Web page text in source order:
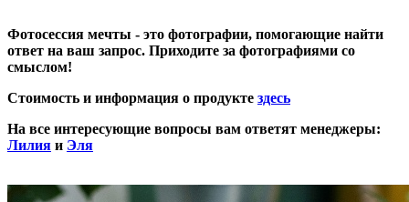
Фотосессия мечты - это фотографии, помогающие найти
ответ на ваш запрос. Приходите за фотографиями со
смыслом!
Стоимость и информация о продукте здесь
На все интересующие вопросы вам ответят менеджеры:
Лилия и Эля